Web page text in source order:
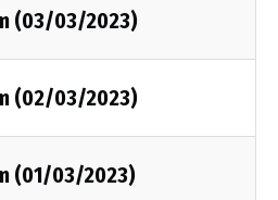
(03/03/2023)
(02/03/2023)
(01/03/2023)